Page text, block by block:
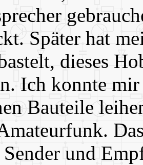
Später hat
dieses
Ich konnte
Bauteile
und